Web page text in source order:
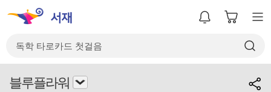
블루플라워